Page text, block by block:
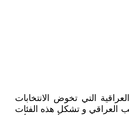
التي تخوض الانتخابات
العراقي و تشكل هذه الفئات